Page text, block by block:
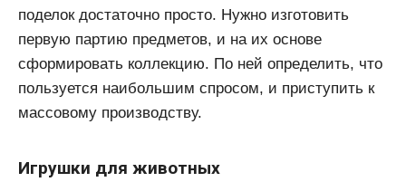
поделок достаточно просто. Нужно изготовить
первую партию предметов, и на их основе
сформировать коллекцию. По ней определить, что
пользуется наибольшим спросом, и приступить к
массовому производству.
Игрушки для животных